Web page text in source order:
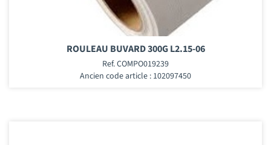
ROULEAU BUVARD 300G L2.15-06
Ref. COMPO019239
Ancien code article : 102097450